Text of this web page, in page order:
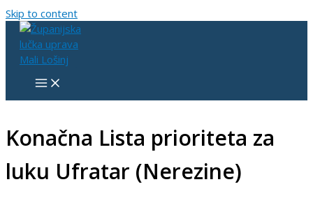
Skip to content
Konačna Lista prioriteta za
luku Ufratar (Nerezine)